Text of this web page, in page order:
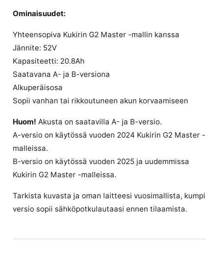
Ominaisuudet:
Yhteensopiva Kukirin G2 Master -mallin kanssa
Jännite: 52V
Kapasiteetti: 20.8Ah
Saatavana A- ja B-versiona
Alkuperäisosa
Sopii vanhan tai rikkoutuneen akun korvaamiseen
Huom! Akusta on saatavilla A- ja B-versio.
A-versio on käytössä vuoden 2024 Kukirin G2 Master -
malleissa.
B-versio on käytössä vuoden 2025 ja uudemmissa
Kukirin G2 Master -malleissa.
Tarkista kuvasta ja oman laitteesi vuosimallista, kumpi
versio sopii sähköpotkulautaasi ennen tilaamista.